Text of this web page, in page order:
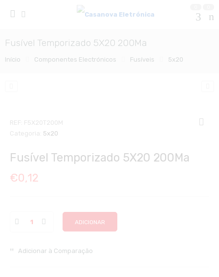
Fusível Temporizado 5X20 200Ma
Início Componentes Electrónicos Fusíveis 5x20
REF: F5X20T200M
Categoria: 5x20
Fusível Temporizado 5X20 200Ma
€0,12
ADICIONAR
Adicionar à Comparação